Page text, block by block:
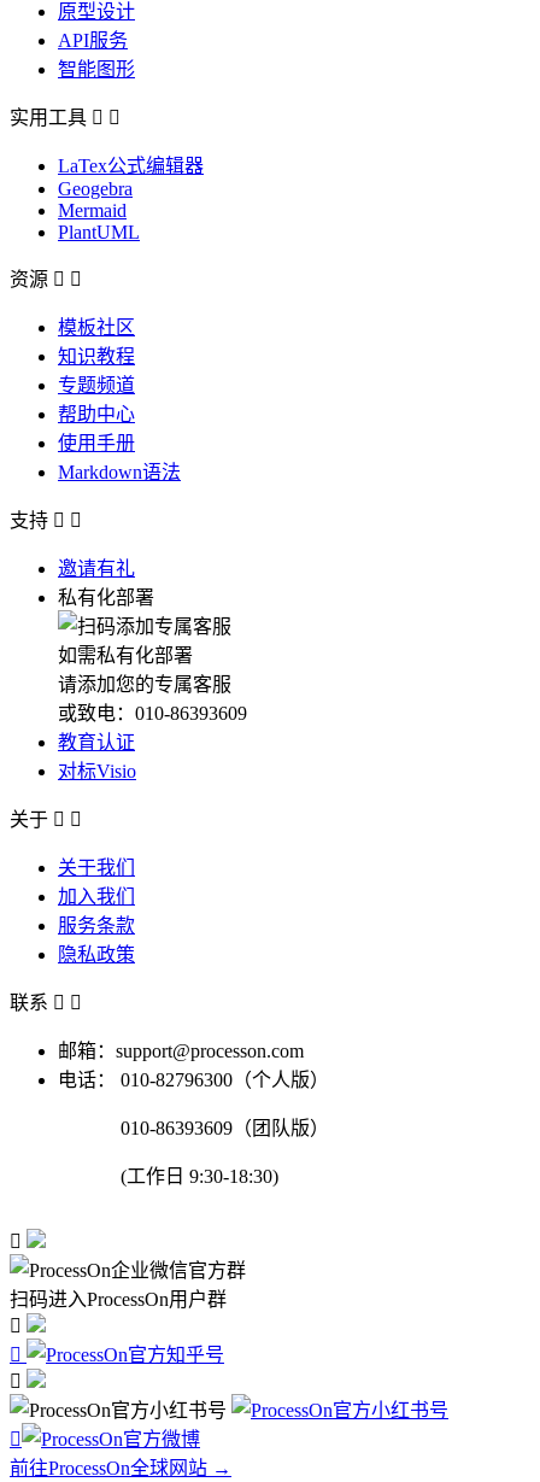
原型设计
API服务
智能图形
实用工具  
LaTex公式编辑器
Geogebra
Mermaid
PlantUML
资源  
模板社区
知识教程
专题频道
帮助中心
使用手册
Markdown语法
支持  
邀请有礼
私有化部署
如需私有化部署
请添加您的专属客服
或致电：010-86393609
教育认证
对标Visio
关于  
关于我们
加入我们
服务条款
隐私政策
联系  
邮箱：support@processon.com
电话：
010-82796300（个人版）
010-86393609（团队版）
(工作日 9:30-18:30)

扫码进入ProcessOn用户群




前往ProcessOn全球网站 →